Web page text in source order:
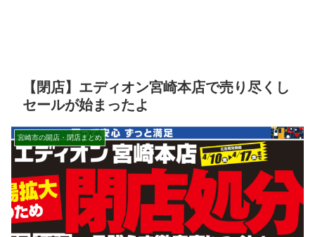
【閉店】エディオン宮崎本店で売り尽くし
セールが始まったよ
宮崎市の開店・閉店まとめ